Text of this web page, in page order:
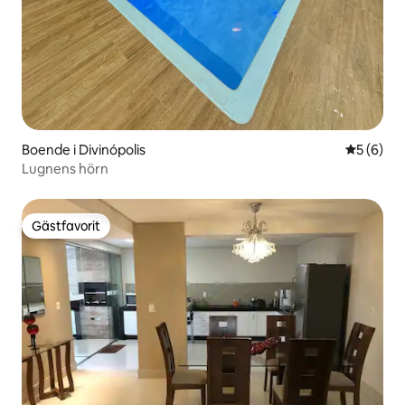
Boende i Divinópolis 5 av 5 i
5 (6)
Lugnens hörn
Gästfavorit
Gästfavorit